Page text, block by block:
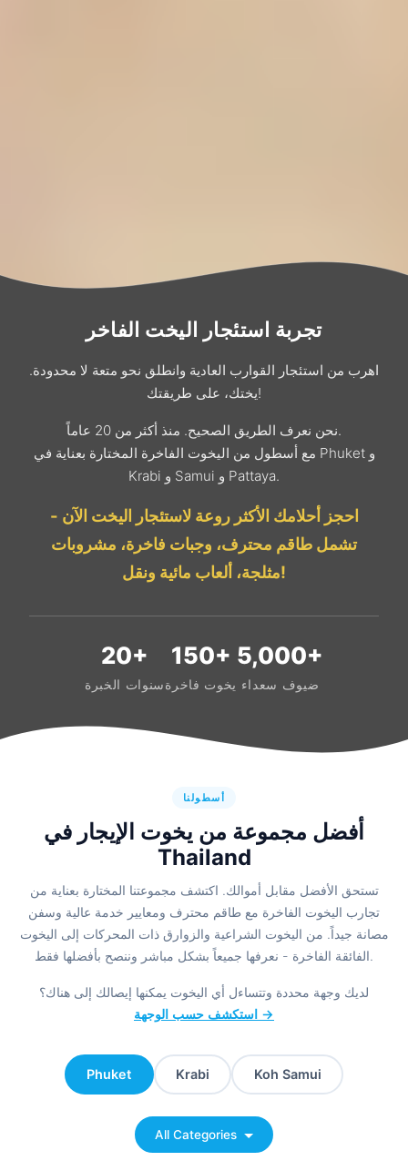
تجربة استئجار اليخت الفاخر
اهرب من استئجار القوارب العادية وانطلق نحو متعة لا محدودة.
يختك، على طريقتك!
نحن نعرف الطريق الصحيح. منذ أكثر من 20 عاماً.
مع أسطول من اليخوت الفاخرة المختارة بعناية في Phuket و
Krabi و Samui و Pattaya.
احجز أحلامك الأكثر روعة لاستئجار اليخت الآن -
تشمل طاقم محترف، وجبات فاخرة، مشروبات
مثلجة، ألعاب مائية ونقل!
20+
سنوات الخبرة
150+
يخوت فاخرة
5,000+
ضيوف سعداء
أسطولنا
أفضل مجموعة من يخوت الإيجار في
Thailand
تستحق الأفضل مقابل أموالك. اكتشف مجموعتنا المختارة بعناية من
تجارب اليخوت الفاخرة مع طاقم محترف ومعايير خدمة عالية وسفن
مصانة جيداً. من اليخوت الشراعية والزوارق ذات المحركات إلى اليخوت
الفائقة الفاخرة - نعرفها جميعاً بشكل مباشر وننصح بأفضلها فقط.
لديك وجهة محددة وتتساءل أي اليخوت يمكنها إيصالك إلى هناك؟
استكشف حسب الوجهة →
Phuket Krabi Koh Samui
All Categories